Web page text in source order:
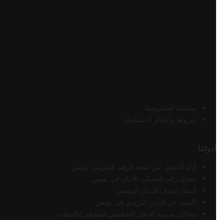
سياسة الخصوصية
شروط وأحكام الاستخدام
أدواتنا
أداة التحقق من صحة الرقم الضريبي تونس
محول رقم الحساب الآيبان في تونس
أسعار صرف الدينار التونسي
البحث عن الرمز البريدي في تونس
محاكي ضريبة الدخل الشخصي للموظف/المتقاعد